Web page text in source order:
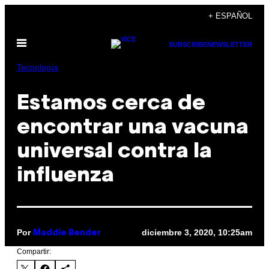
contenido
+ ESPAÑOL
Abrir
SUBSCRIBENEWSLETTER
Tecnología
Estamos cerca de
encontrar una vacuna
universal contra la
influenza
Por Maddie Bender diciembre 3, 2020, 10:25am
Compartir: